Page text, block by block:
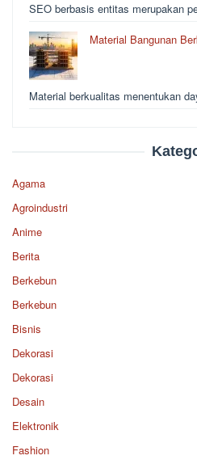
SEO berbasis entitas merupakan
Material Bangunan
Material berkualitas menentukan
Agama
Agroindustri
Anime
Berita
Berkebun
Berkebun
Bisnis
Dekorasi
Dekorasi
Desain
Elektronik
Fashion